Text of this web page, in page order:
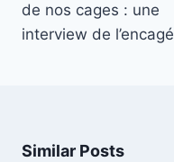
de nos cages : une
interview de l’encagé
Similar Posts